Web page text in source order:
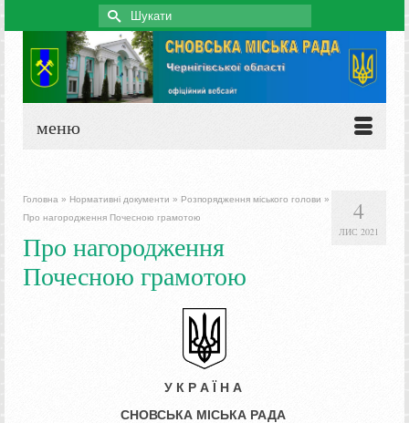
Search
for:
меню
4
ЛИС 2021
Головна » Нормативні документи » Розпорядження міського голови »
Про нагородження Почесною грамотою
Про нагородження
Почесною грамотою
У К Р А Ї Н А
СНОВСЬКА МІСЬКА РАДА